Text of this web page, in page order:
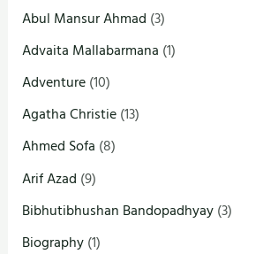
Abul Mansur Ahmad (3)
Advaita Mallabarmana (1)
Adventure(10)
Agatha Christie(13)
Ahmed Sofa (8)
Arif Azad (9)
Bibhutibhushan Bandopadhyay(3)
Biography(1)